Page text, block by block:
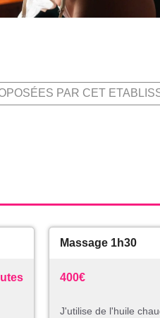
PAR CET
Massage 1h30
400€
J'utilise de l'huile